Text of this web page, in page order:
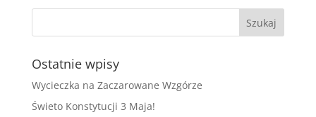
Ostatnie wpisy
Wycieczka na Zaczarowane Wzgórze
Świeto Konstytucji 3 Maja!